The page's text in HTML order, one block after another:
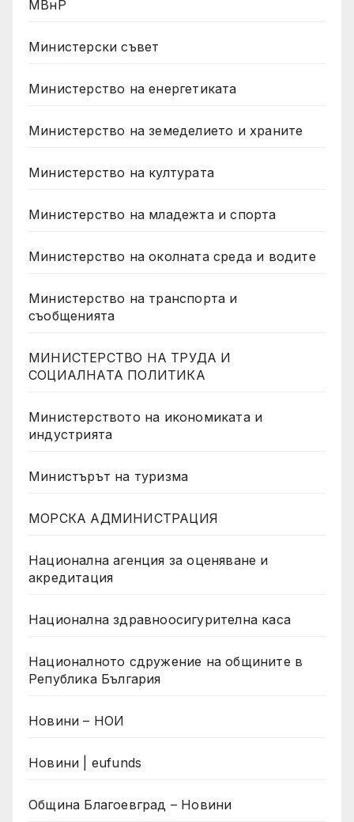
МВнР
Министерски съвет
Министерство на енергетиката
Министерство на земеделието и храните
Министерство на културата
Министерство на младежта и спорта
Министерство на околната среда и водите
Министерство на транспорта и
съобщенията
МИНИСТЕРСТВО НА ТРУДА И
СОЦИАЛНАТА ПОЛИТИКА
Министерството на икономиката и
индустрията
Министърът на туризма
МОРСКА АДМИНИСТРАЦИЯ
Национална агенция за оценяване и
акредитация
Национална здравноосигурителна каса
Националното сдружение на общините в
Република България
Новини – НОИ
Новини | eufunds
Община Благоевград – Новини